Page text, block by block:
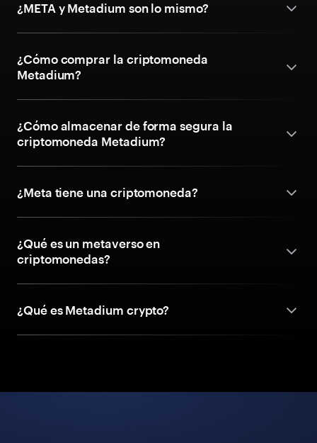
¿META y Metadium son lo mismo?
¿Cómo comprar la criptomoneda
Metadium?
¿Cómo almacenar de forma segura la
criptomoneda Metadium?
¿Meta tiene una criptomoneda?
¿Qué es un metaverso en
criptomonedas?
¿Qué es Metadium crypto?